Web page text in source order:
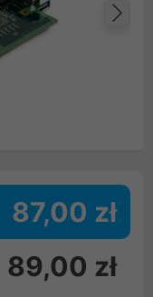
87,00 zł
89,00 zł